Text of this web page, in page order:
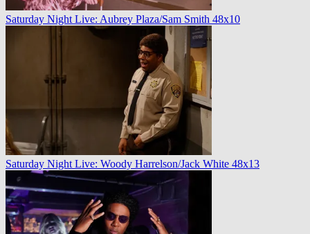
Saturday Night Live: Aubrey Plaza/Sam Smith 48x10
Saturday Night Live: Woody Harrelson/Jack White 48x13